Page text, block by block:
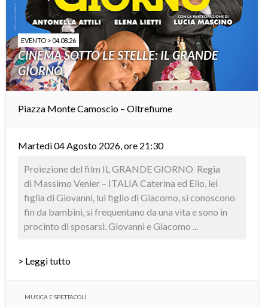
EVENTO > 04.08.26
CINEMA SOTTO LE STELLE: IL GRANDE
GIORNO
Piazza Monte Camoscio – Oltrefiume
Martedì 04 Agosto 2026, ore 21:30
Proiezione del film IL GRANDE GIORNO Regia
di Massimo Venier – ITALIA Caterina ed Elio, lei
figlia di Giovanni, lui figlio di Giacomo, si conoscono
fin da bambini, si frequentano da una vita e sono in
procinto di sposarsi. Giovanni e Giacomo ...
> Leggi tutto
MUSICA E SPETTACOLI